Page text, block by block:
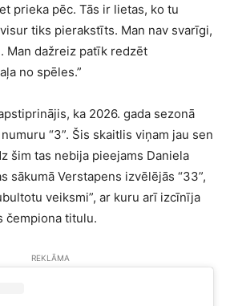
prieka pēc. Tās ir lietas, ko tu
tiks pierakstīts. Man nav svarīgi,
Man dažreiz patīk redzēt
no spēles.”
ka 2026. gada sezonā
“3”. Šis skaitlis viņam jau sen
šim tas nebija pieejams Daniela
sākumā Verstapens izvēlējās “33”,
veiksmi”, ar kuru arī izcīnīja
čempiona titulu.
REKLĀMA